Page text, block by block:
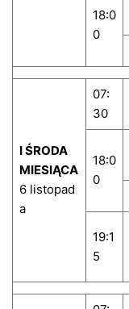
18:0
0
I ŚRODA
MIESIĄCA
6 listopad
a
07:
30
18:0
0
19:1
5